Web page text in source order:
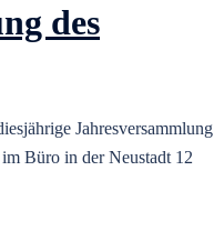
des
Jahresversammlung
Büro in der Neustadt 12